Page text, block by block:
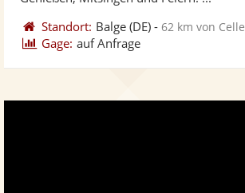
Standort: Balge (DE) -62 km von Celle
Gage: auf Anfrage